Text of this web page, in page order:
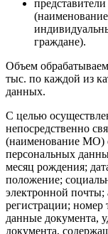
граждане).
Объем
тыс. по каждой из
данных.
С целью
непосредственно
(наименование МО)
персональных
месяц рождения;
положение;
электронной почты;
регистрации;
данные документа,
документа,